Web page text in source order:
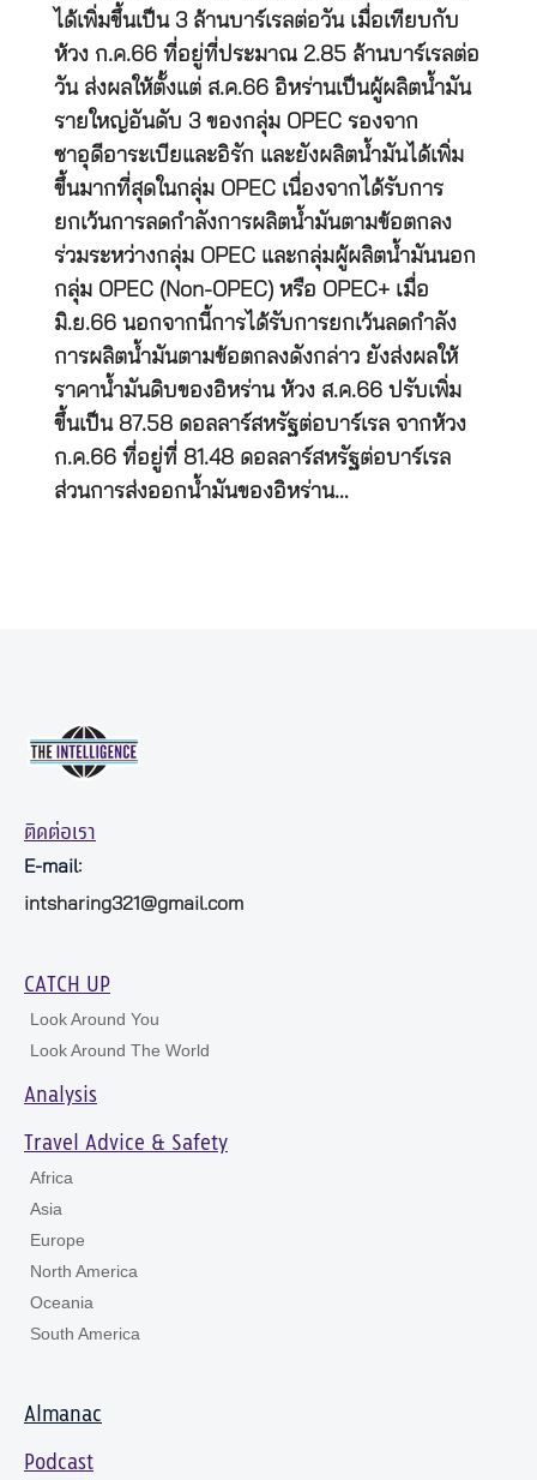
ได้เพิ่มขึ้นเป็น 3 ล้านบาร์เรลต่อวัน เมื่อเทียบกับ
ห้วง ก.ค.66 ที่อยู่ที่ประมาณ 2.85 ล้านบาร์เรลต่อ
วัน ส่งผลให้ตั้งแต่ ส.ค.66 อิหร่านเป็นผู้ผลิตน้ำมัน
รายใหญ่อันดับ 3 ของกลุ่ม OPEC รองจาก
ซาอุดีอาระเบียและอิรัก และยังผลิตน้ำมันได้เพิ่ม
ขึ้นมากที่สุดในกลุ่ม OPEC เนื่องจากได้รับการ
ยกเว้นการลดกำลังการผลิตน้ำมันตามข้อตกลง
ร่วมระหว่างกลุ่ม OPEC และกลุ่มผู้ผลิตน้ำมันนอก
กลุ่ม OPEC (Non-OPEC) หรือ OPEC+ เมื่อ
มิ.ย.66 นอกจากนี้การได้รับการยกเว้นลดกำลัง
การผลิตน้ำมันตามข้อตกลงดังกล่าว ยังส่งผลให้
ราคาน้ำมันดิบของอิหร่าน ห้วง ส.ค.66 ปรับเพิ่ม
ขึ้นเป็น 87.58 ดอลลาร์สหรัฐต่อบาร์เรล จากห้วง
ก.ค.66 ที่อยู่ที่ 81.48 ดอลลาร์สหรัฐต่อบาร์เรล
ส่วนการส่งออกน้ำมันของอิหร่าน…
ติดต่อเรา
E-mail:
intsharing321@gmail.com
CATCH UP
Look Around You
Look Around The World
Analysis
Travel Advice & Safety
Africa
Asia
Europe
North America
Oceania
South America
Almanac
Podcast